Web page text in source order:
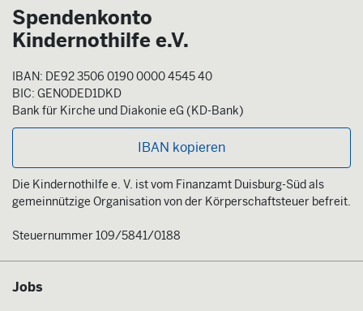
Spendenkonto
Kindernothilfe e.V.
IBAN: DE92 3506 0190 0000 4545 40
BIC: GENODED1DKD
Bank für Kirche und Diakonie eG (KD-Bank)
IBAN kopieren
Die Kindernothilfe e. V. ist vom Finanzamt Duisburg-Süd als
gemeinnützige Organisation von der Körperschaftsteuer befreit.
Steuernummer 109/5841/0188
Jobs